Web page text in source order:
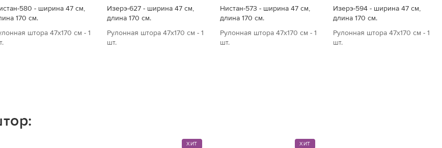
580 - ширина 47 см,
170 см.
штора 47х170 см - 1
Изерэ-627 - ширина 47 см,
длина 170 см.
Рулонная штора 47х170 см - 1
шт.
Нистан-573 - ширина 47 см,
длина 170 см.
Рулонная штора 47х170 см - 1
шт.
Изерэ-594 - ширина 47 см,
длина 170 см.
Рулонная штора 47х170 см - 1
шт.
ХИТ ХИТ